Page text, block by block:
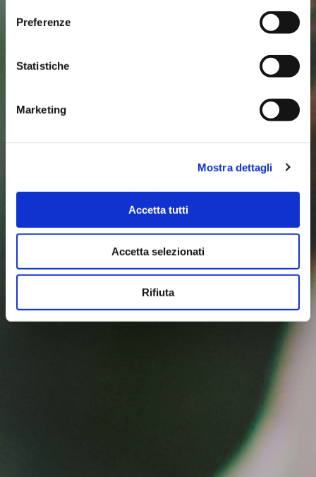
Preferenze
Statistiche
Marketing
Mostra dettagli
Accetta tutti
Accetta selezionati
Rifiuta